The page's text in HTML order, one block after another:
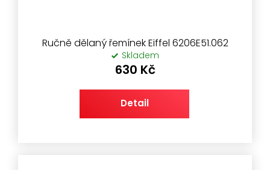
Ručně dělaný řemínek Eiffel 6206E51.062
Skladem
630 Kč
Detail